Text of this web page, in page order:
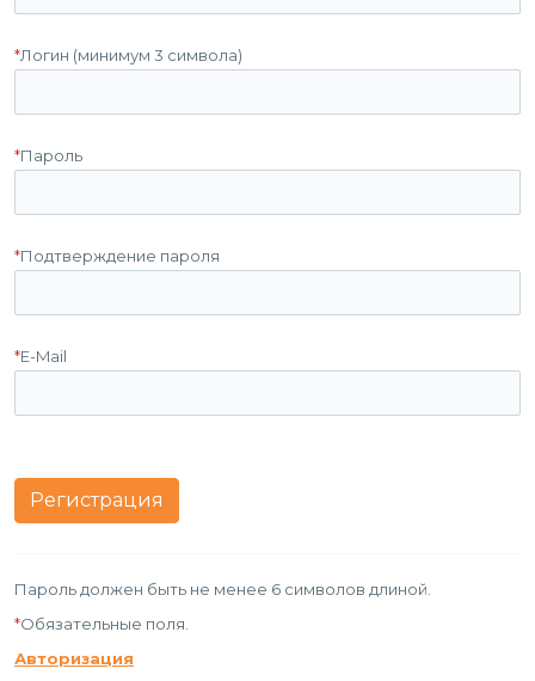
*Логин (минимум 3 символа)
*Пароль
*Подтверждение пароля
*E-Mail
Пароль должен быть не менее 6 символов длиной.
*Обязательные поля.
Авторизация